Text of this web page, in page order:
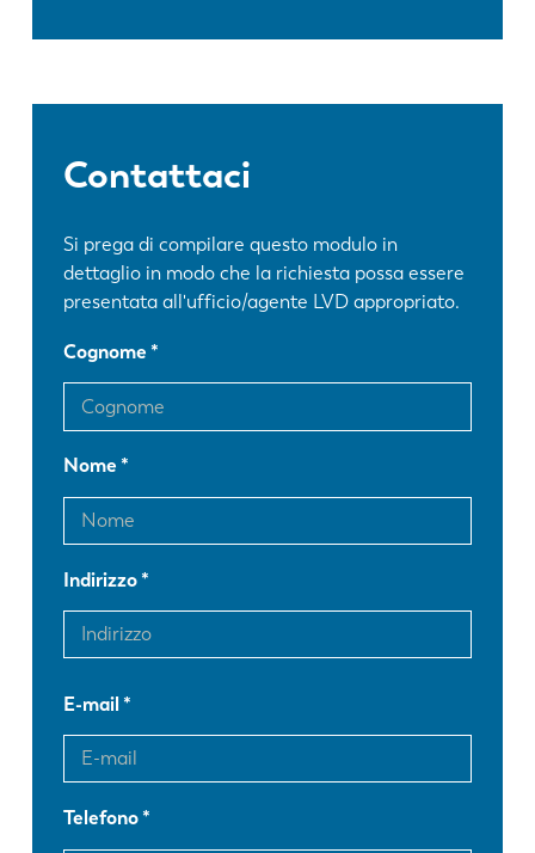
Contattaci
Si prega di compilare questo modulo in
dettaglio in modo che la richiesta possa essere
presentata all'ufficio/agente LVD appropriato.
Cognome
Nome
Indirizzo
E-mail
Telefono